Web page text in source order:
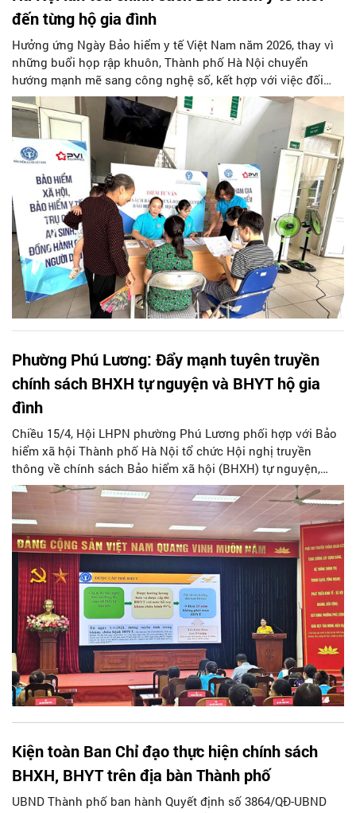
đến từng hộ gia đình
Hưởng ứng Ngày Bảo hiểm y tế Việt Nam năm 2026, thay vì
những buổi họp rập khuôn, Thành phố Hà Nội chuyển
hướng mạnh mẽ sang công nghệ số, kết hợp với việc đối
thoại trực tiếp tại từng thôn xóm, tổ dân phố, tập trung sâu
vào nhóm đối tượng tham gia theo hộ gia đình.
Phường Phú Lương: Đẩy mạnh tuyên truyền
chính sách BHXH tự nguyện và BHYT hộ gia
đình
Chiều 15/4, Hội LHPN phường Phú Lương phối hợp với Bảo
hiểm xã hội Thành phố Hà Nội tổ chức Hội nghị truyền
thông về chính sách Bảo hiểm xã hội (BHXH) tự nguyện,
Bảo hiểm Y tế (BHYT) hộ gia đình cho cán bộ, hội viên và
nhân dân trên địa bàn.
Kiện toàn Ban Chỉ đạo thực hiện chính sách
BHXH, BHYT trên địa bàn Thành phố
UBND Thành phố ban hành Quyết định số 3864/QĐ-UBND